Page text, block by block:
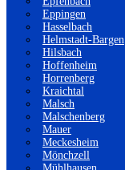
Eppingen
Hasselbach
Helmstadt-Bargen
Hilsbach
Hoffenheim
Horrenberg
Kraichtal
Malsch
Malschenberg
Mauer
Meckesheim
Mönchzell